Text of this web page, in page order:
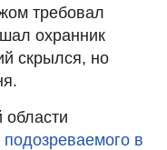
требовал
охранник
скрылся, но
в